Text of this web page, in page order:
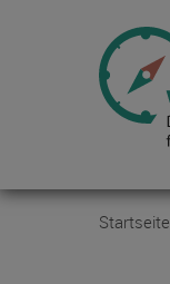
Startseite